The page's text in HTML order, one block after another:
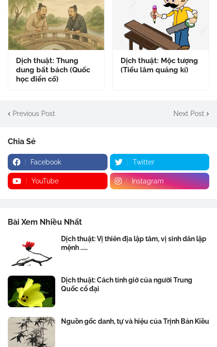
Dịch thuật: Thung
dung bất bách (Quốc
học điển cố)
Dịch thuật: Mộc tượng
(Tiếu lâm quảng kí)
Previous Post Next Post
Chia Sẻ
Facebook Twitter
YouTube Instagram
Bài Xem Nhiều Nhất
Dịch thuật: Vị thiên địa lập tâm, vị sinh dân lập
mệnh .....
Dịch thuật: Cách tính giờ của người Trung
Quốc cổ đại
Nguồn gốc danh, tự và hiệu của Trịnh Bản Kiều